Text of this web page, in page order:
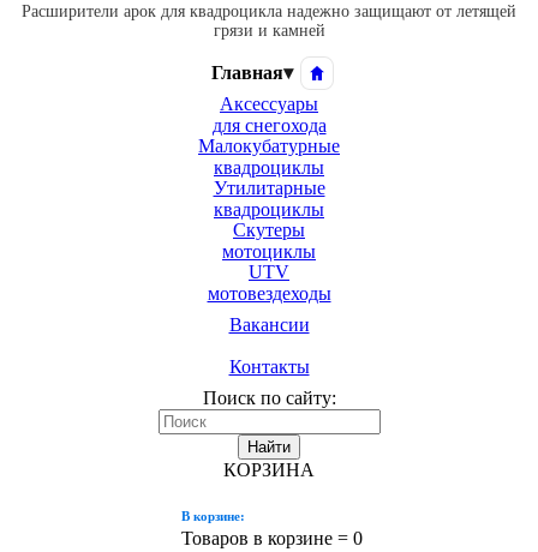
Расширители арок для квадроцикла надежно защищают от летящей
грязи и камней
Главная▾
Аксессуары
для снегохода
Малокубатурные
квадроциклы
Утилитарные
квадроциклы
Скутеры
мотоциклы
UTV
мотовездеходы
Вакансии
Контакты
Поиск по сайту:
Найти
КОРЗИНА
В корзине:
Товаров в корзине = 0